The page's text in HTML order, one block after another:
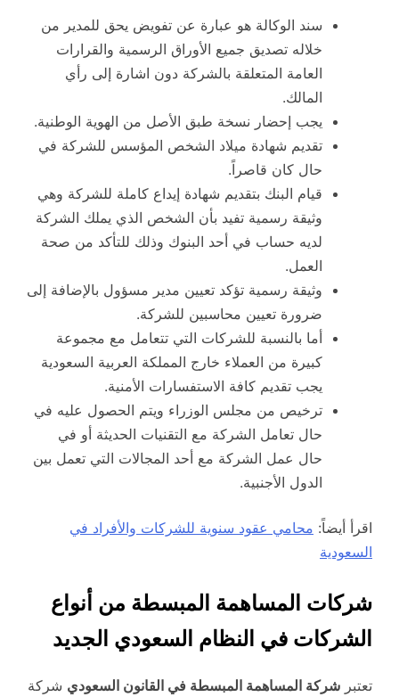
سند الوكالة هو عبارة عن تفويض يحق للمدير من
خلاله تصديق جميع الأوراق الرسمية والقرارات
العامة المتعلقة بالشركة دون اشارة إلى رأي
المالك.
يجب إحضار نسخة طبق الأصل من الهوية الوطنية.
تقديم شهادة ميلاد الشخص المؤسس للشركة في
حال كان قاصراً.
قيام البنك بتقديم شهادة إيداع كاملة للشركة وهي
وثيقة رسمية تفيد بأن الشخص الذي يملك الشركة
لديه حساب في أحد البنوك وذلك للتأكد من صحة
العمل.
وثيقة رسمية تؤكد تعيين مدير مسؤول بالإضافة إلى
ضرورة تعيين محاسبين للشركة.
أما بالنسبة للشركات التي تتعامل مع مجموعة
كبيرة من العملاء خارج المملكة العربية السعودية
يجب تقديم كافة الاستفسارات الأمنية.
ترخيص من مجلس الوزراء ويتم الحصول عليه في
حال تعامل الشركة مع التقنيات الحديثة أو في
حال عمل الشركة مع أحد المجالات التي تعمل بين
الدول الأجنبية.
اقرأ أيضاً: محامي عقود سنوية للشركات والأفراد في
السعودية
شركات المساهمة المبسطة من أنواع
الشركات في النظام السعودي الجديد
تعتبر شركة المساهمة المبسطة في القانون السعودي شركة